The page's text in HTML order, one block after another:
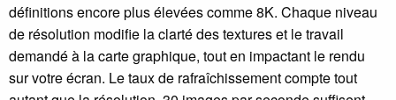
définitions encore plus élevées comme 8K. Chaque niveau
de résolution modifie la clarté des textures et le travail
demandé à la carte graphique, tout en impactant le rendu
sur votre écran. Le taux de rafraîchissement compte tout